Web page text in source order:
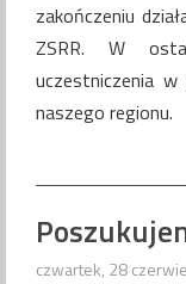
zakończeniu
ZSRR. W
uczestniczenia
naszego regionu.
czwartek, 28